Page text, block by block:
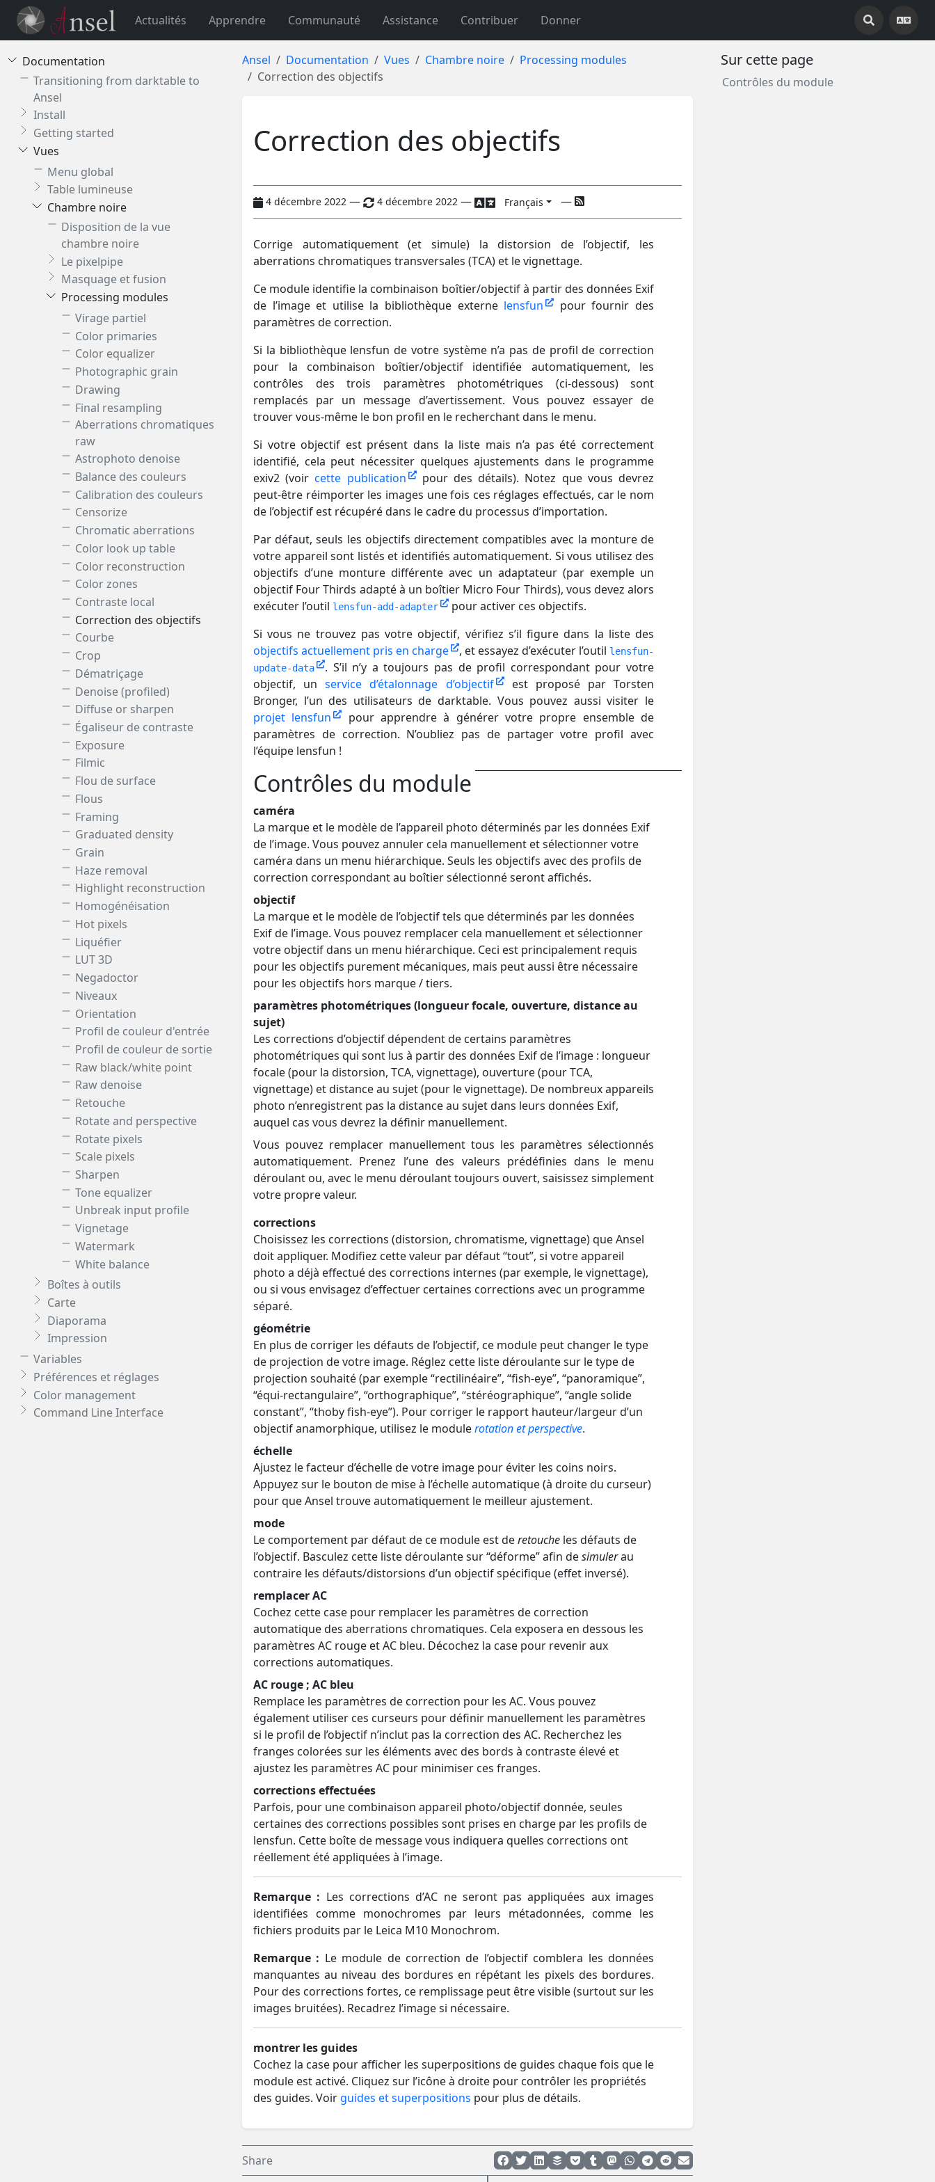
Actualités Apprendre Communauté Assistance Contribuer Donner
Documentation
Transitioning from darktable to
Ansel
Install
Getting started
Vues
Menu global
Table lumineuse
Chambre noire
Disposition de la vue
chambre noire
Le pixelpipe
Masquage et fusion
Processing modules
Virage partiel
Color primaries
Color equalizer
Photographic grain
Drawing
Final resampling
Aberrations chromatiques
raw
Astrophoto denoise
Balance des couleurs
Calibration des couleurs
Censorize
Chromatic aberrations
Color look up table
Color reconstruction
Color zones
Contraste local
Correction des objectifs
Courbe
Crop
Dématriçage
Denoise (profiled)
Diffuse or sharpen
Égaliseur de contraste
Exposure
Filmic
Flou de surface
Flous
Framing
Graduated density
Grain
Haze removal
Highlight reconstruction
Homogénéisation
Hot pixels
Liquéfier
LUT 3D
Negadoctor
Niveaux
Orientation
Profil de couleur d'entrée
Profil de couleur de sortie
Raw black/white point
Raw denoise
Retouche
Rotate and perspective
Rotate pixels
Scale pixels
Sharpen
Tone equalizer
Unbreak input profile
Vignetage
Watermark
White balance
Boîtes à outils
Carte
Diaporama
Impression
Variables
Préférences et réglages
Color management
Command Line Interface
Ansel Documentation Vues Chambre noire
Processing modules
Correction des objectifs
Correction des objectifs
4 décembre 2022 — 4 décembre 2022 — Français —
Corrige automatiquement (et simule) la distorsion de l’objectif, les
aberrations chromatiques transversales (TCA) et le vignettage.
Ce module identifie la combinaison boîtier/objectif à partir des données Exif
de l’image et utilise la bibliothèque externe lensfun
pour fournir des
paramètres de correction.
Si la bibliothèque lensfun de votre système n’a pas de profil de correction
pour la combinaison boîtier/objectif identifiée automatiquement, les
contrôles des trois paramètres photométriques (ci-dessous) sont
remplacés par un message d’avertissement. Vous pouvez essayer de
trouver vous-même le bon profil en le recherchant dans le menu.
Si votre objectif est présent dans la liste mais n’a pas été correctement
identifié, cela peut nécessiter quelques ajustements dans le programme
exiv2 (voircette publication
pour des détails). Notez que vous devrez
peut-être réimporter les images une fois ces réglages effectués, car le nom
de l’objectif est récupéré dans le cadre du processus d’importation.
Par défaut, seuls les objectifs directement compatibles avec la monture de
votre appareil sont listés et identifiés automatiquement. Si vous utilisez des
objectifs d’une monture différente avec un adaptateur (par exemple un
objectif Four Thirds adapté à un boîtier Micro Four Thirds), vous devez alors
exécuter l’outil lensfun-add-adapter
pour activer ces objectifs.
Si vous ne trouvez pas votre objectif, vérifiez s’il figure dans la liste des
objectifs actuellement pris en charge
, et essayez d’exécuter l’outil lensfun-
update-data
. S’il n’y a toujours pas de profil correspondant pour votre
objectif, unservice d’étalonnage d’objectif
est proposé par Torsten
Bronger, l’un des utilisateurs de darktable. Vous pouvez aussi visiter le
projet lensfun
pour apprendre à générer votre propre ensemble de
paramètres de correction. N’oubliez pas de partager votre profil avec
l’équipe lensfun !
Contrôles du module
caméra
La marque et le modèle de l’appareil photo déterminés par les données Exif
de l’image. Vous pouvez annuler cela manuellement et sélectionner votre
caméra dans un menu hiérarchique. Seuls les objectifs avec des profils de
correction correspondant au boîtier sélectionné seront affichés.
objectif
La marque et le modèle de l’objectif tels que déterminés par les données
Exif de l’image. Vous pouvez remplacer cela manuellement et sélectionner
votre objectif dans un menu hiérarchique. Ceci est principalement requis
pour les objectifs purement mécaniques, mais peut aussi être nécessaire
pour les objectifs hors marque / tiers.
paramètres photométriques (longueur focale, ouverture, distance au
sujet)
Les corrections d’objectif dépendent de certains paramètres
photométriques qui sont lus à partir des données Exif de l’image : longueur
focale (pour la distorsion, TCA, vignettage), ouverture (pour TCA,
vignettage) et distance au sujet (pour le vignettage). De nombreux appareils
photo n’enregistrent pas la distance au sujet dans leurs données Exif,
auquel cas vous devrez la définir manuellement.
Vous pouvez remplacer manuellement tous les paramètres sélectionnés
automatiquement. Prenez l’une des valeurs prédéfinies dans le menu
déroulant ou, avec le menu déroulant toujours ouvert, saisissez simplement
votre propre valeur.
corrections
Choisissez les corrections (distorsion, chromatisme, vignettage) que Ansel
doit appliquer. Modifiez cette valeur par défaut “tout”, si votre appareil
photo a déjà effectué des corrections internes (par exemple, le vignettage),
ou si vous envisagez d’effectuer certaines corrections avec un programme
séparé.
géométrie
En plus de corriger les défauts de l’objectif, ce module peut changer le type
de projection de votre image. Réglez cette liste déroulante sur le type de
projection souhaité (par exemple “rectilinéaire”, “fish-eye”, “panoramique”,
“équi-rectangulaire”, “orthographique”, “stéréographique”, “angle solide
constant”, “thoby fish-eye”). Pour corriger le rapport hauteur/largeur d’un
objectif anamorphique, utilisez le modulerotation et perspective.
échelle
Ajustez le facteur d’échelle de votre image pour éviter les coins noirs.
Appuyez sur le bouton de mise à l’échelle automatique (à droite du curseur)
pour que Ansel trouve automatiquement le meilleur ajustement.
mode
Le comportement par défaut de ce module est deretouche les défauts de
l’objectif. Basculez cette liste déroulante sur “déforme” afin desimulerau
contraire les défauts/distorsions d’un objectif spécifique (effet inversé).
remplacer AC
Cochez cette case pour remplacer les paramètres de correction
automatique des aberrations chromatiques. Cela exposera en dessous les
paramètres AC rouge et AC bleu. Décochez la case pour revenir aux
corrections automatiques.
AC rouge ; AC bleu
Remplace les paramètres de correction pour les AC. Vous pouvez
également utiliser ces curseurs pour définir manuellement les paramètres
si le profil de l’objectif n’inclut pas la correction des AC. Recherchez les
franges colorées sur les éléments avec des bords à contraste élevé et
ajustez les paramètres AC pour minimiser ces franges.
corrections effectuées
Parfois, pour une combinaison appareil photo/objectif donnée, seules
certaines des corrections possibles sont prises en charge par les profils de
lensfun. Cette boîte de message vous indiquera quelles corrections ont
réellement été appliquées à l’image.
Remarque : Les corrections d’AC ne seront pas appliquées aux images
identifiées comme monochromes par leurs métadonnées, comme les
fichiers produits par le Leica M10 Monochrom.
Remarque : Le module de correction de l’objectif comblera les données
manquantes au niveau des bordures en répétant les pixels des bordures.
Pour des corrections fortes, ce remplissage peut être visible (surtout sur les
images bruitées). Recadrez l’image si nécessaire.
montrer les guides
Cochez la case pour afficher les superpositions de guides chaque fois que le
module est activé. Cliquez sur l’icône à droite pour contrôler les propriétés
des guides. Voir guides et superpositions pour plus de détails.
Share
Sur cette page
Contrôles du module